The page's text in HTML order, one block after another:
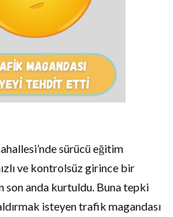
sürücü eğitim
ve kontrolsüz girince bir
anda kurtuldu. Buna tepki
isteyen trafik magandası